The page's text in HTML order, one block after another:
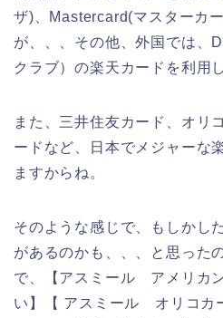
ザ)、Mastercard(マスターカ
が、、、その他、外国では、
クラブ）の楽天カードを利用
また、三井住友カード、オリ
ードなど、日本でメジャーな
ますからね。
そのような感じで、もしかし
があるのかも、、、と思った
で、【アスミール アメリカ
い】【 アスミール オリコカ